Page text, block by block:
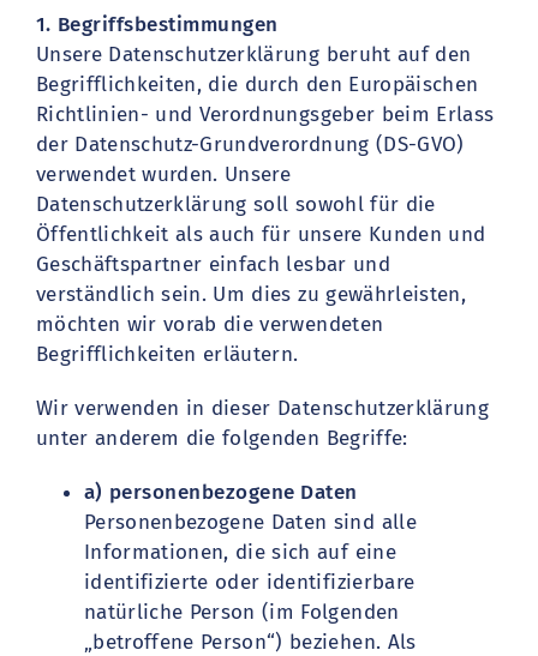
1. Begriffsbestimmungen
Unsere Datenschutzerklärung beruht auf den
Begrifflichkeiten, die durch den Europäischen
Richtlinien- und Verordnungsgeber beim Erlass
der Datenschutz-Grundverordnung (DS-GVO)
verwendet wurden. Unsere
Datenschutzerklärung soll sowohl für die
Öffentlichkeit als auch für unsere Kunden und
Geschäftspartner einfach lesbar und
verständlich sein. Um dies zu gewährleisten,
möchten wir vorab die verwendeten
Begrifflichkeiten erläutern.
Wir verwenden in dieser Datenschutzerklärung
unter anderem die folgenden Begriffe:
a) personenbezogene Daten
Personenbezogene Daten sind alle
Informationen, die sich auf eine
identifizierte oder identifizierbare
natürliche Person (im Folgenden
„betroffene Person“) beziehen. Als